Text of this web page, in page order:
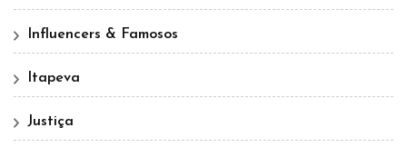
Influencers & Famosos
Itapeva
Justiça